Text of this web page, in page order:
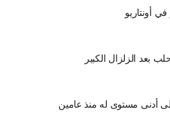
في أونتاريو
بعد الزلزال الكبير
أدنى مستوى له منذ عامين